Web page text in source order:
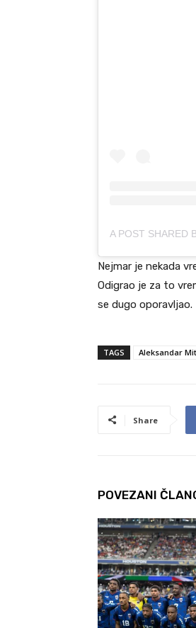
Nejmar je nekada
Odigrao je za to
se dugo oporavljao.
TAGS Aleksandar
Share
POVEZANI